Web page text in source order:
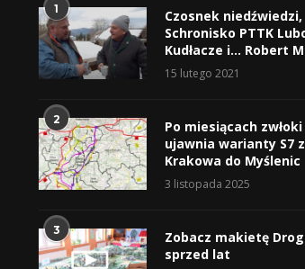
1
Czosnek niedźwiedzi,
Schronisko PTTK
Kudłacze i… Robert
15 lutego 2021
2
Po miesiącach zwłoki
ujawnia warianty S7 z
Krakowa do Myślenic
3 listopada 2025
3
Zobacz makietę
sprzed lat